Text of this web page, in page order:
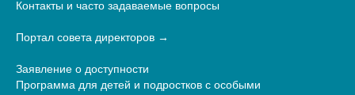
Контакты и часто задаваемые вопросы
Портал совета директоров
Заявление о доступности
Программа для детей и подростков с особыми